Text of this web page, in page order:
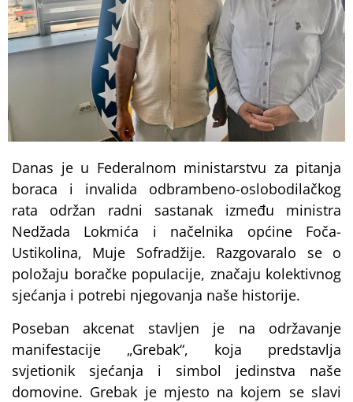
Danas je u Federalnom ministarstvu za pitanja
boraca i invalida odbrambeno-oslobodilačkog
rata održan radni sastanak između ministra
Nedžada Lokmića i načelnika općine Foča-
Ustikolina, Muje Sofradžije. Razgovaralo se o
položaju boračke populacije, značaju kolektivnog
sjećanja i potrebi njegovanja naše historije.
Poseban akcenat stavljen je na održavanje
manifestacije „Grebak“, koja predstavlja
svjetionik sjećanja i simbol jedinstva naše
domovine. Grebak je mjesto na kojem se slavi